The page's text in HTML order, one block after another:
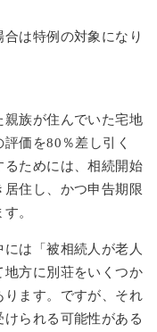
は特例の対象になり
族が住んでいた宅地
価を80％差し引く
ためには、相続開始
住し、かつ申告期限
。
には「被相続人が老人
地方に別荘をいくつか
ります。ですが、それ
られる可能性がある